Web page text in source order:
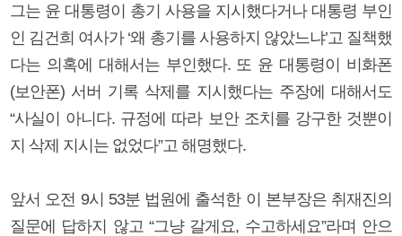
그는 윤 대통령이 총기 사용을 지시했다거나 대통령 부인
인 김건희 여사가 ‘왜 총기를 사용하지 않았느냐’고 질책했
다는 의혹에 대해서는 부인했다. 또 윤 대통령이 비화폰
(보안폰) 서버 기록 삭제를 지시했다는 주장에 대해서도
“사실이 아니다. 규정에 따라 보안 조치를 강구한 것뿐이
지 삭제 지시는 없었다”고 해명했다.
앞서 오전 9시 53분 법원에 출석한 이 본부장은 취재진의
질문에 답하지 않고 “그냥 갈게요, 수고하세요”라며 안으